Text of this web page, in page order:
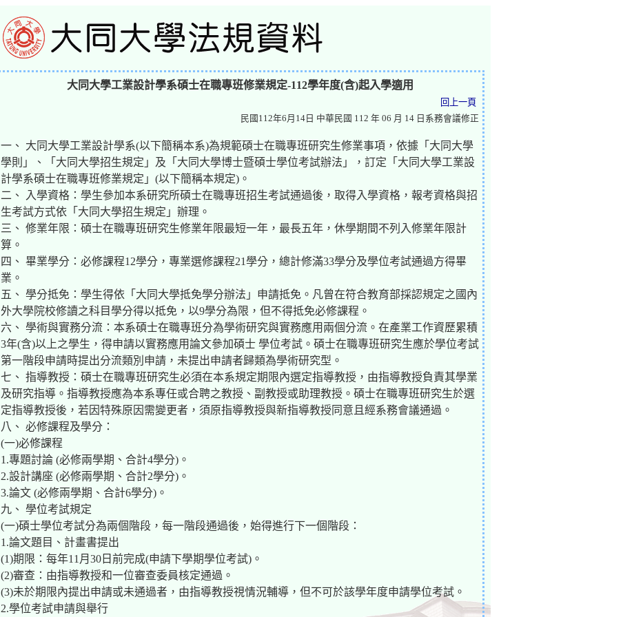
大同大學工業設計學系碩士在職專班修業規定-112學年度(含)起入學適用
回上一頁
民國112年6月14日 中華民國 112 年 06 月 14 日系務會議修正
一、 大同大學工業設計學系(以下簡稱本系)為規範碩士在職專班研究生修業事項，依據「大同大學
學則」、「大同大學招生規定」及「大同大學博士暨碩士學位考試辦法」，訂定「大同大學工業設
計學系碩士在職專班修業規定」(以下簡稱本規定)。
二、 入學資格：學生參加本系研究所碩士在職專班招生考試通過後，取得入學資格，報考資格與招
生考試方式依「大同大學招生規定」辦理。
三、 修業年限：碩士在職專班研究生修業年限最短一年，最長五年，休學期間不列入修業年限計
算。
四、 畢業學分：必修課程12學分，專業選修課程21學分，總計修滿33學分及學位考試通過方得畢
業。
五、 學分抵免：學生得依「大同大學抵免學分辦法」申請抵免。凡曾在符合教育部採認規定之國內
外大學院校修讀之科目學分得以抵免，以9學分為限，但不得抵免必修課程。
六、 學術與實務分流：本系碩士在職專班分為學術研究與實務應用兩個分流。在產業工作資歷累積
3年(含)以上之學生，得申請以實務應用論文參加碩士 學位考試。碩士在職專班研究生應於學位考試
第一階段申請時提出分流類別申請，未提出申請者歸類為學術研究型。
七、 指導教授：碩士在職專班研究生必須在本系規定期限內選定指導教授，由指導教授負責其學業
及研究指導。指導教授應為本系專任或合聘之教授、副教授或助理教授。碩士在職專班研究生於選
定指導教授後，若因特殊原因需變更者，須原指導教授與新指導教授同意且經系務會議通過。
八、 必修課程及學分：
(一)必修課程
1.專題討論 (必修兩學期、合計4學分)。
2.設計講座 (必修兩學期、合計2學分)。
3.論文 (必修兩學期、合計6學分)。
九、 學位考試規定
(一)碩士學位考試分為兩個階段，每一階段通過後，始得進行下一個階段：
1.論文題目、計畫書提出
(1)期限：每年11月30日前完成(申請下學期學位考試)。
(2)審查：由指導教授和一位審查委員核定通過。
(3)未於期限內提出申請或未通過者，由指導教授視情況輔導，但不可於該學年度申請學位考試。
2.學位考試申請與舉行